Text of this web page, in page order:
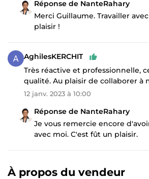
Réponse de NanteRahary
Merci Guillaume. Travailler
plaisir !
AghilesKERCHIT
Très réactive et professionnelle,
qualité. Au plaisir de collaborer à
12 janv. 2023 à 10:00
Réponse de NanteRahary
Je vous remercie encore
avec moi. C'est fût un plaisir.
À propos du vendeur